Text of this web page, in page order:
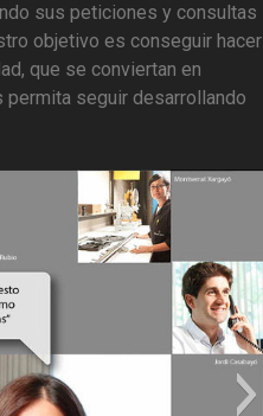
sus peticiones y consultas
objetivo es conseguir hacer
que se conviertan en
seguir desarrollando